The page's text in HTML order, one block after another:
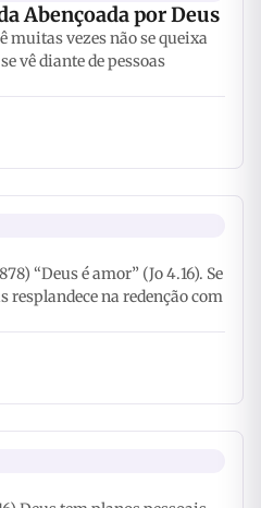
Abençoada por Deus
muitas vezes não se queixa
vê diante de pessoas
“Deus é amor” (Jo 4.16). Se
resplandece na redenção com